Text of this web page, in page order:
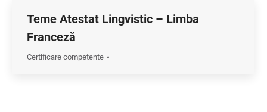
Teme Atestat Lingvistic – Limba
Franceză
Certificare competente